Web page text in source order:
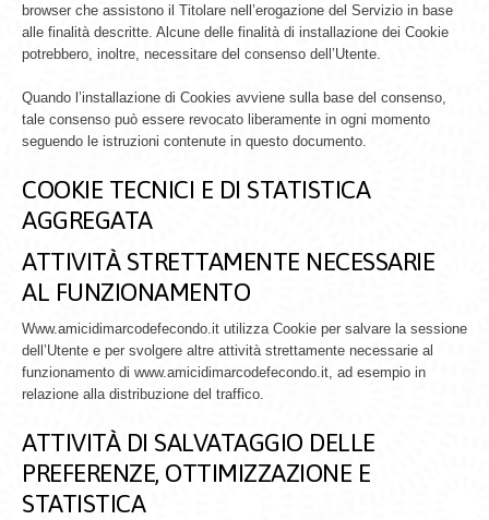
browser che assistono il Titolare nell’erogazione del Servizio in base
alle finalità descritte. Alcune delle finalità di installazione dei Cookie
potrebbero, inoltre, necessitare del consenso dell’Utente.
Quando l’installazione di Cookies avviene sulla base del consenso,
tale consenso può essere revocato liberamente in ogni momento
seguendo le istruzioni contenute in questo documento.
COOKIE TECNICI E DI STATISTICA
AGGREGATA
ATTIVITÀ STRETTAMENTE NECESSARIE
AL FUNZIONAMENTO
Www.amicidimarcodefecondo.it utilizza Cookie per salvare la sessione
dell’Utente e per svolgere altre attività strettamente necessarie al
funzionamento di www.amicidimarcodefecondo.it, ad esempio in
relazione alla distribuzione del traffico.
ATTIVITÀ DI SALVATAGGIO DELLE
PREFERENZE, OTTIMIZZAZIONE E
STATISTICA